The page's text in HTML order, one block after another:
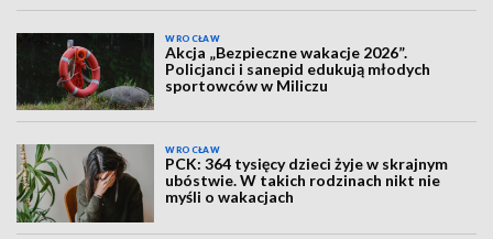
WROCŁAW
Akcja „Bezpieczne wakacje 2026”.
Policjanci i sanepid edukują młodych
sportowców w Miliczu
WROCŁAW
PCK: 364 tysięcy dzieci żyje w skrajnym
ubóstwie. W takich rodzinach nikt nie
myśli o wakacjach